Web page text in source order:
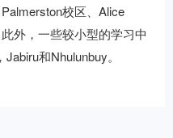
校区、Alice
外，一些较小型的学习中
和Nhulunbuy。